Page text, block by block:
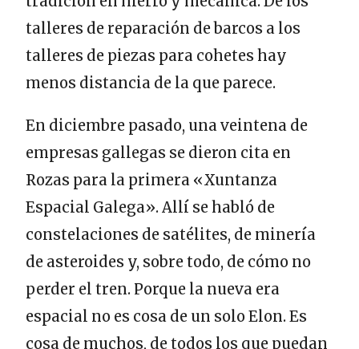
talleres de reparación de barcos a los
talleres de piezas para cohetes hay
menos distancia de la que parece.
En diciembre pasado, una veintena de
empresas gallegas se dieron cita en
Rozas para la primera «Xuntanza
Espacial Galega». Allí se habló de
constelaciones de satélites, de minería
de asteroides y, sobre todo, de cómo no
perder el tren. Porque la nueva era
espacial no es cosa de un solo Elon. Es
cosa de muchos, de todos los que puedan